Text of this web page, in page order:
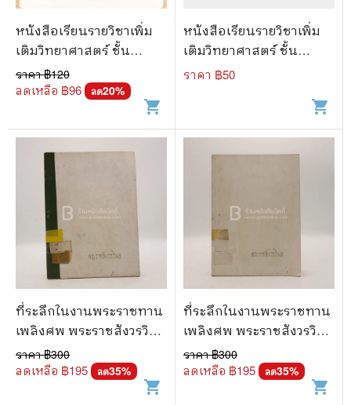
หนังสือเรียนรายวิชาเพิ่ม
เติมวิทยาศาสตร์ ชั้น
มัธยมศึกษาปีที่ 4 เคมี เล่ม
2
ราคา ฿120
ลดเหลือ ฿96 ลด20%
shopping_cart
หนังสือเรียนรายวิชาเพิ่ม
เติมวิทยาศาสตร์ ชั้น
มัธยมศึกษาปีที่ 4 เคมี เล่ม
ราคา ฿50
shopping_cart
ที่ระลึกในงานพระราชทาน
เพลิงศพ พระราชสังวรวิมล
แช่ม ธมฺมานนฺท (มีตราปั๊ม
ห้องสมุด)
ราคา ฿300
ลดเหลือ ฿195 ลด35%
shopping_cart
ที่ระลึกในงานพระราชทาน
เพลิงศพ พระราชสังวรวิมล
แช่ม ธมฺมานนฺท (มีตราปั๊ม
ห้องสมุด)
ราคา ฿300
ลดเหลือ ฿195 ลด35%
shopping_cart